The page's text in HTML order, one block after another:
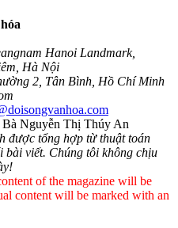
Hanoi Landmark,
Hà Nội
2, Tân Bình, Hồ Chí Minh
Nguyễn Thị Thúy An
được tổng hợp từ thuật toán
bài viết. Chúng tôi không chịu
of the magazine will be
content will be marked with an